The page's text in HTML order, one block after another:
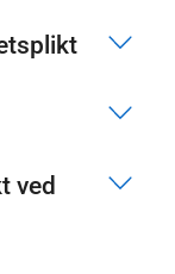
ved